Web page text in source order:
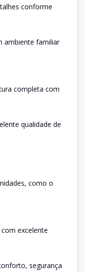
conforme
ambiente familiar
completa com
qualidade de
como o
excelente
segurança